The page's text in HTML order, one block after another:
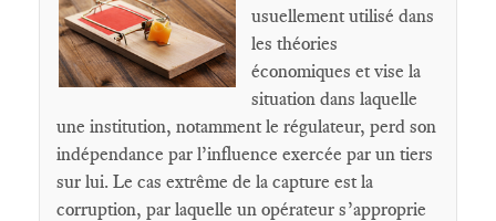
usuellement utilisé dans
les théories
économiques et vise la
situation dans laquelle
une institution, notamment le régulateur, perd son
indépendance par l’influence exercée par un tiers
sur lui. Le cas extrême de la capture est la
corruption, par laquelle un opérateur s’approprie